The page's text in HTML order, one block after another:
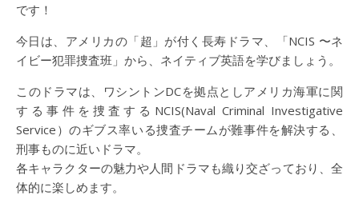
です！
今日は、アメリカの「超」が付く長寿ドラマ、「NCIS 〜ネ
イビー犯罪捜査班」から、ネイティブ英語を学びましょう。
このドラマは、ワシントンDCを拠点としアメリカ海軍に関
する事件を捜査するNCIS(Naval Criminal Investigative
Service）のギブス率いる捜査チームが難事件を解決する、
刑事ものに近いドラマ。
各キャラクターの魅力や人間ドラマも織り交ざっており、全
体的に楽しめます。